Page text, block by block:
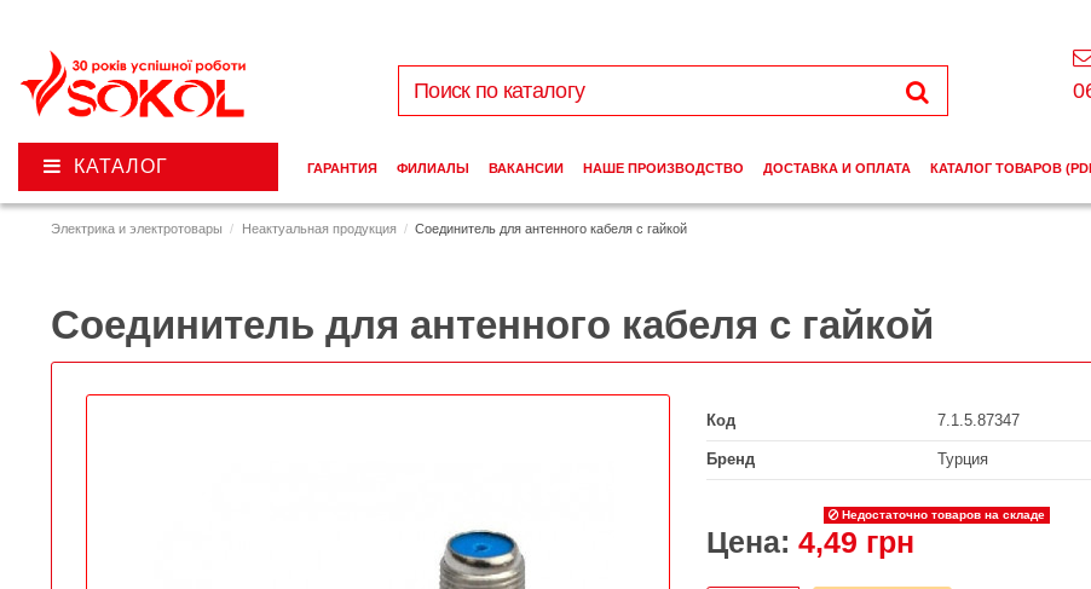
Электрика и электротовары Неактуальная продукция Соединитель для антенного кабеля с гайкой
Соединитель для антенного кабеля с гайкой
Код 7.1.5.87347
Бренд Турция
Недостаточно товаров на складе
Цена: 4,49 грн
КАТАЛОГ ГАРАНТИЯ ФИЛИАЛЫ ВАКАНСИИ НАШЕ ПРОИЗВОДСТВО ДОСТАВКА И ОПЛАТА КАТАЛОГ ТОВАРОВ